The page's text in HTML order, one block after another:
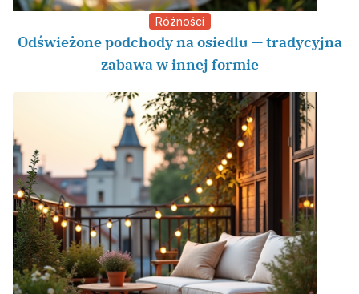
Różności
Odświeżone podchody na osiedlu — tradycyjna
zabawa w innej formie